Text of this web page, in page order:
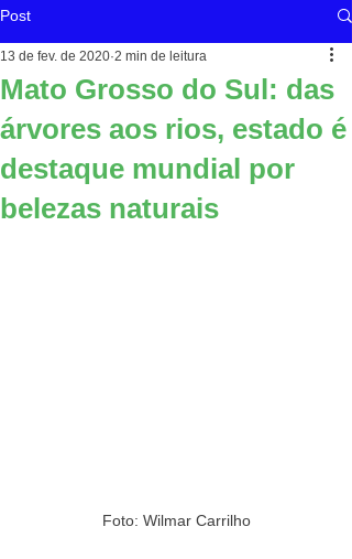
Post
Mato Grosso do Sul: das
árvores aos rios, estado é
destaque mundial por
belezas naturais
13 de fev. de 2020 2 min de leitura
Foto: Wilmar Carrilho